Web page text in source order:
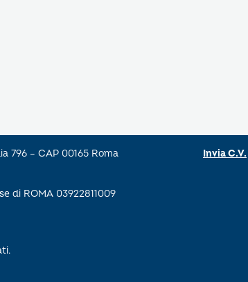
796 – CAP 00165 Roma
di ROMA 03922811009
Invia C.V.